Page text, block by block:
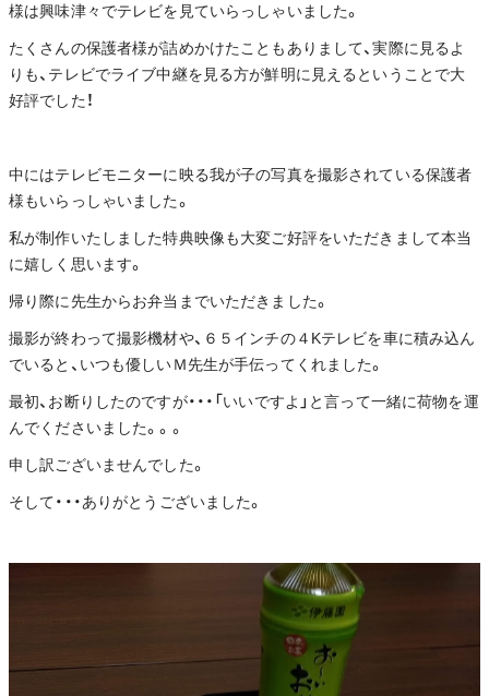
様は興味津々でテレビを見ていらっしゃいました。
たくさんの保護者様が詰めかけたこともありまして、実際に見るよ
りも、テレビでライブ中継を見る方が鮮明に見えるということで大
好評でした！
中にはテレビモニターに映る我が子の写真を撮影されている保護者
様もいらっしゃいました。
私が制作いたしました特典映像も大変ご好評をいただきまして本当
に嬉しく思います。
帰り際に先生からお弁当までいただきました。
撮影が終わって撮影機材や、６５インチの４Kテレビを車に積み込ん
でいると、いつも優しいＭ先生が手伝ってくれました。
最初、お断りしたのですが・・・「いいですよ」と言って一緒に荷物を運
んでくださいました。。。
申し訳ございませんでした。
そして・・・ありがとうございました。